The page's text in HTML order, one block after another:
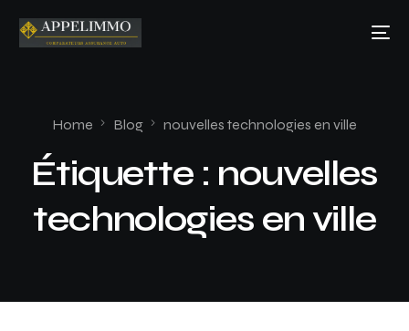
Home Blog nouvelles technologies en ville
Étiquette : nouvelles
technologies en ville